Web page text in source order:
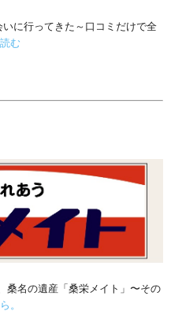
に行ってきた～口コミだけで全
読む
桑名の遺産「桑栄メイト」〜その
。